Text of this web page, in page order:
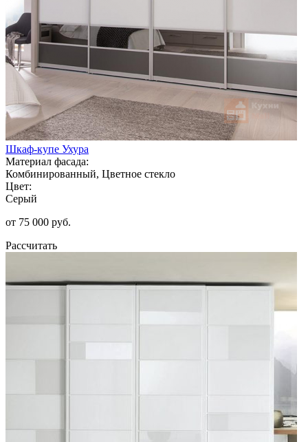
Шкаф-купе Ухура
Материал фасада:
Комбинированный, Цветное стекло
Цвет:
Серый
от 75 000 руб.
Рассчитать